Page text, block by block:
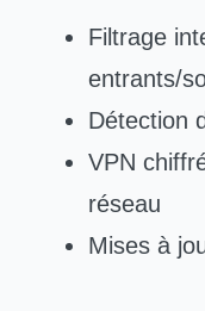
Filtrage
entrants/
Détection
VPN
réseau
Mises à